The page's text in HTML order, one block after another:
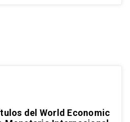
del World Economic